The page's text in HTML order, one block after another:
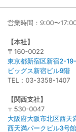
営業時間：9:00〜
【本社】
〒160-0022
東京都新宿区新宿2-
ビッグス新宿ビル9階
TEL：03-3358-1407
【関西支社】
〒530-0047
大阪府大阪市北区西天
西天満パークビル3号